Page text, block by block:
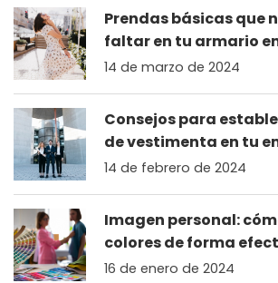
Prendas básicas que
faltar en tu armario
14 de marzo de 2024
Consejos para
de vestimenta en tu
14 de febrero de 2024
Imagen personal:
colores de forma
16 de enero de 2024